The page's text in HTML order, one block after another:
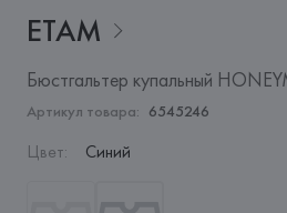
ETAM
Бюстгальтер купальный
Артикул товара: 6545246
Цвет: Синий